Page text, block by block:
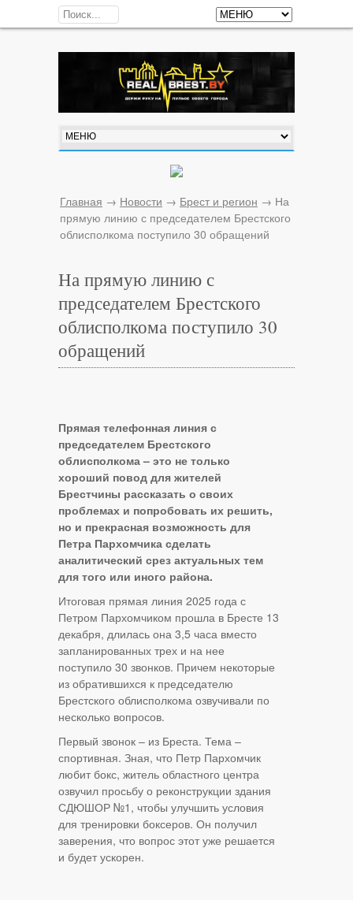
Главная → Новости → Брест и регион → На
прямую линию с председателем Брестского
облисполкома поступило 30 обращений
На прямую линию с
председателем Брестского
облисполкома поступило 30
обращений
Прямая телефонная линия с
председателем Брестского
облисполкома – это не только
хороший повод для жителей
Брестчины рассказать о своих
проблемах и попробовать их решить,
но и прекрасная возможность для
Петра Пархомчика сделать
аналитический срез актуальных тем
для того или иного района.
Итоговая прямая линия 2025 года с
Петром Пархомчиком прошла в Бресте 13
декабря, длилась она 3,5 часа вместо
запланированных трех и на нее
поступило 30 звонков. Причем некоторые
из обратившихся к председателю
Брестского облисполкома озвучивали по
несколько вопросов.
Первый звонок – из Бреста. Тема –
спортивная. Зная, что Петр Пархомчик
любит бокс, житель областного центра
озвучил просьбу о реконструкции здания
СДЮШОР №1, чтобы улучшить условия
для тренировки боксеров. Он получил
заверения, что вопрос этот уже решается
и будет ускорен.